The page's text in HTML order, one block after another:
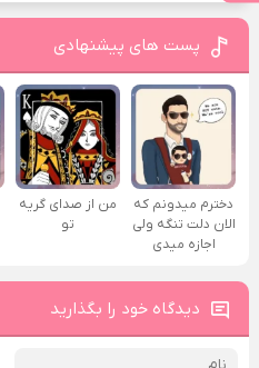
پست های پیشنهادی
دخترم میدونم که
الان دلت تنگه ولی
اجازه میدی
من از صدای گريه
تو
دیدگاه خود را بگذارید